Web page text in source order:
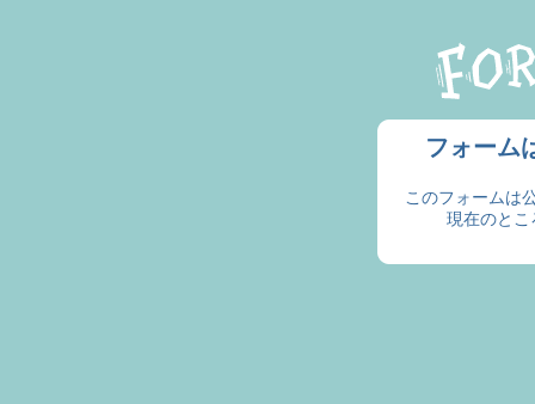
フォーム
このフォームは
現在のとこ